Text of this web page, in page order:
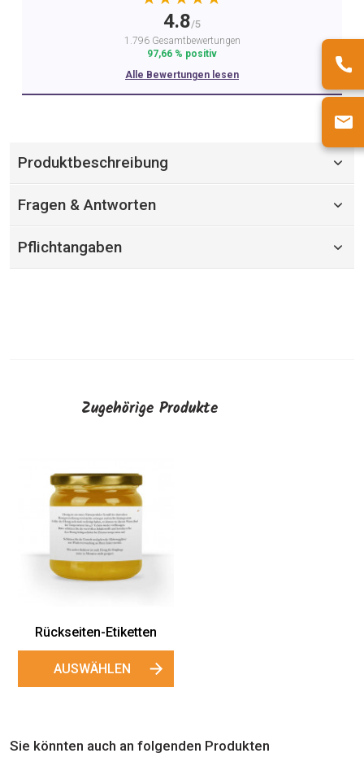
4.8/5
1.796 Gesamtbewertungen
97,66 % positiv
Alle Bewertungen lesen
Produktbeschreibung
Fragen & Antworten
Pflichtangaben
Zugehörige Produkte
Rückseiten-Etiketten
AUSWÄHLEN
Sie könnten auch an folgenden Produkten